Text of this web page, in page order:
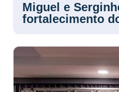
Miguel e
fortalecimento